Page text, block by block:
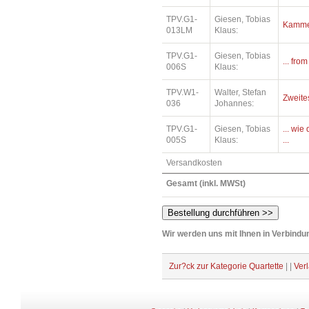
TPV.G1-
013LM
Giesen, Tobias
Klaus:
TPV.G1-
006S
Giesen, Tobias
Klaus:
...
TPV.W1-
036
Walter, Stefan
Johannes:
TPV.G1-
005S
Giesen, Tobias
Klaus:
... wie
...
Versandkosten
Gesamt (inkl. MWSt)
Wir werden uns mit Ihnen in
Zur?ck zur Kategorie Quartette